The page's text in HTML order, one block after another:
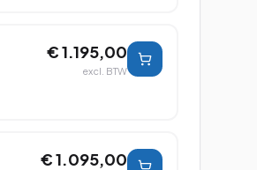
€ 1.195,00
excl. BTW
€ 1.095,00